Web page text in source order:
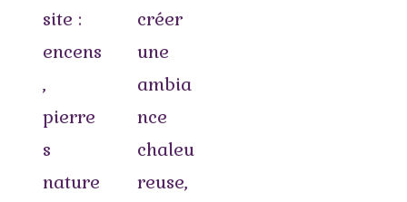
site :
encens
,
pierre
s
nature
créer
une
ambia
nce
chaleu
reuse,